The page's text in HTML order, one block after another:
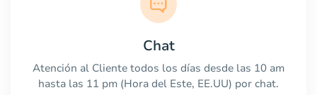
Chat
Atención al Cliente todos los días desde las 10 am
hasta las 11 pm (Hora del Este, EE.UU) por chat.